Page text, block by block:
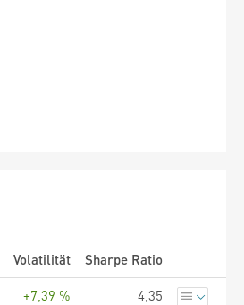
Volatilität
Sharpe Ratio
+7,39 % 4,35